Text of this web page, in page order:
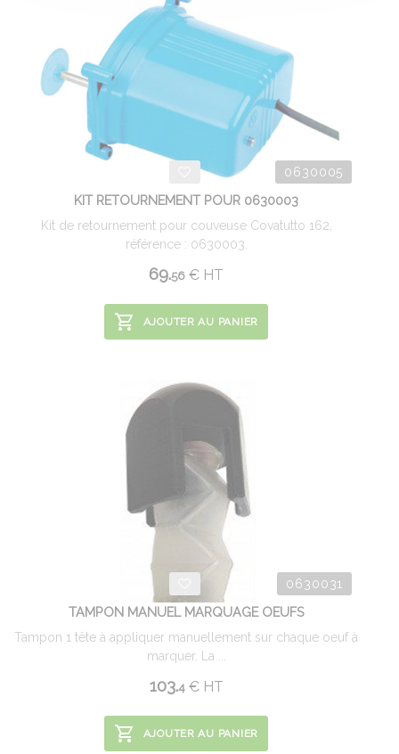
0630005
KIT RETOURNEMENT POUR 0630003
Kit de retournement pour couveuse Covatutto 162,
référence : 0630003.
69.56 € HT
AJOUTER AU PANIER
0630031
TAMPON MANUEL MARQUAGE OEUFS
Tampon 1 tête à appliquer manuellement sur chaque oeuf à
marquer. La ...
103.4 €HT
AJOUTER AU PANIER